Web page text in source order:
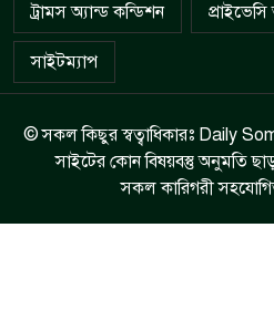
ট্রামস অ্যান্ড কন্ডিশন
সাইটম্যাপ
© সকল কিছুর স্বত্বাধিকারঃ Daily
সাইটের কোন বিষয়বস্তু অনুমতি
সকল কারিগরী